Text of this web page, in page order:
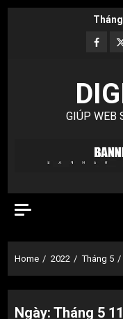
GIÚP WEB
Home 2022 Tháng 5
Ngày: Tháng 5